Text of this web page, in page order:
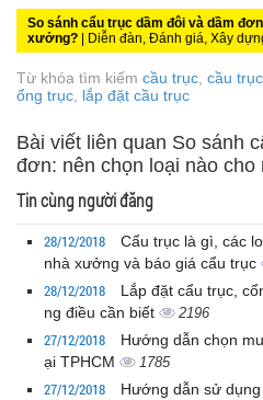
So sánh cẩu trục dầm đôi và dầm
xưởng? | Diễn đàn, Đánh giá, Xây
Từ khóa tìm kiếm cầu trục cầu
ổng trục lắp đặt cầu trục
Bài viết liên quan So sánh
đơn: nên chọn loại nào
Tin cùng người đăng
28/12/2018
Cẩu trục là gì, các
nhà xưởng và báo giá cẩu trục
28/12/2018
Lắp đặt cẩu trục,
ng điều cần biết
2196
27/12/2018
Hướng dẫn chọn
ại TPHCM
1785
27/12/2018
Hướng dẫn sử